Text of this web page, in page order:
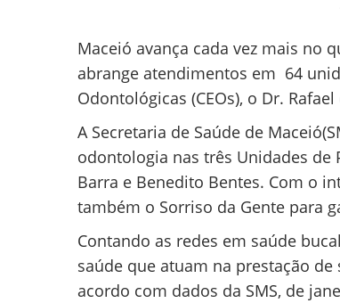
Maceió avança cada vez mais no
abrange atendimentos em 64
Odontológicas (CEOs), o Dr.
A Secretaria de Saúde de
odontologia nas três Unidades de
Barra e Benedito Bentes. Com o
também o Sorriso da Gente para
Contando as redes em saúde
saúde que atuam na prestação
acordo com dados da SMS, de